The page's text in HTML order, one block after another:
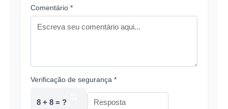
Comentário *
Verificação de segurança *
8 + 8 = ?